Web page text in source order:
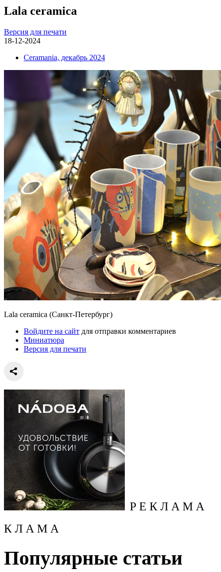
Lala ceramica
Версия для печати
18-12-2024
Ceramania, декабрь 2024
Lala ceramica (Санкт-Петербург)
Войдите на сайт для отправки комментариев
Миниатюра
Версия для печати
Р Е К Л А М А
К Л А М А
Популярные статьи